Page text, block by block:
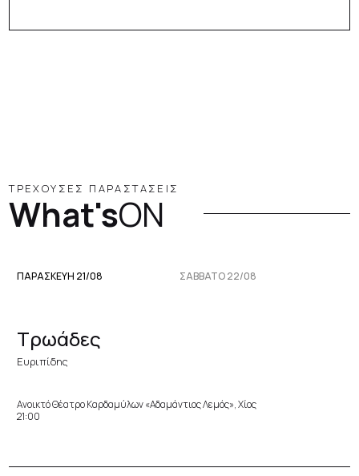
ΤΡΕΧΟΥΣΕΣ ΠΑΡΑΣΤΑΣΕΙΣ
What'sON
ΠΑΡΑΣΚΕΥΉ 21/08 ΣΆΒΒΑΤΟ 22/08
Τρωάδες
Ευριπίδης
Ανοικτό Θέατρο Καρδαμύλων «Αδαμάντιος Λεμός», Χίος
21:00